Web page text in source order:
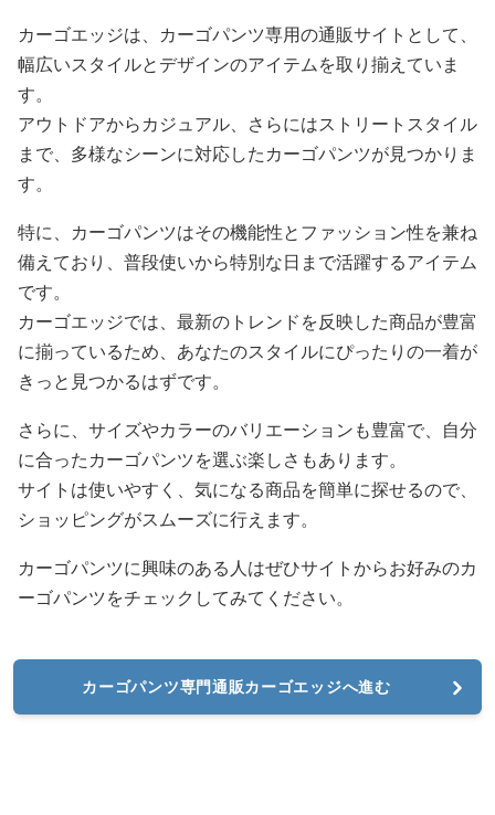
カーゴエッジは、カーゴパンツ専用の通販サイトとして、
幅広いスタイルとデザインのアイテムを取り揃えていま
す。
アウトドアからカジュアル、さらにはストリートスタイル
まで、多様なシーンに対応したカーゴパンツが見つかりま
す。
特に、カーゴパンツはその機能性とファッション性を兼ね
備えており、普段使いから特別な日まで活躍するアイテム
です。
カーゴエッジでは、最新のトレンドを反映した商品が豊富
に揃っているため、あなたのスタイルにぴったりの一着が
きっと見つかるはずです。
さらに、サイズやカラーのバリエーションも豊富で、自分
に合ったカーゴパンツを選ぶ楽しさもあります。
サイトは使いやすく、気になる商品を簡単に探せるので、
ショッピングがスムーズに行えます。
カーゴパンツに興味のある人はぜひサイトからお好みのカ
ーゴパンツをチェックしてみてください。
カーゴパンツ専門通販カーゴエッジへ進む